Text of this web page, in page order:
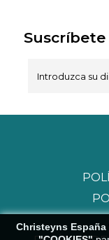
Christeyns España